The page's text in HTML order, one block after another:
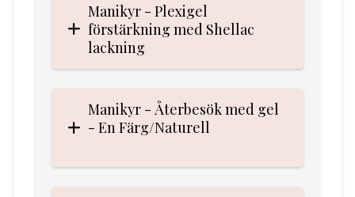
Manikyr - Plexigel
förstärkning med Shellac
lackning
Manikyr - Återbesök med gel
- En Färg/Naturell